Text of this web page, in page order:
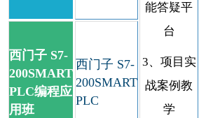
能答疑平
台
3、项目实
战案例教
学
西门子 S7-
200SMART
PLC编程应
用班
西门子 S7-
200SMART
PLC